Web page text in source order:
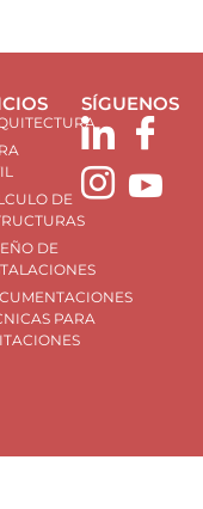
DE
DE
PARA
SÍGUENOS